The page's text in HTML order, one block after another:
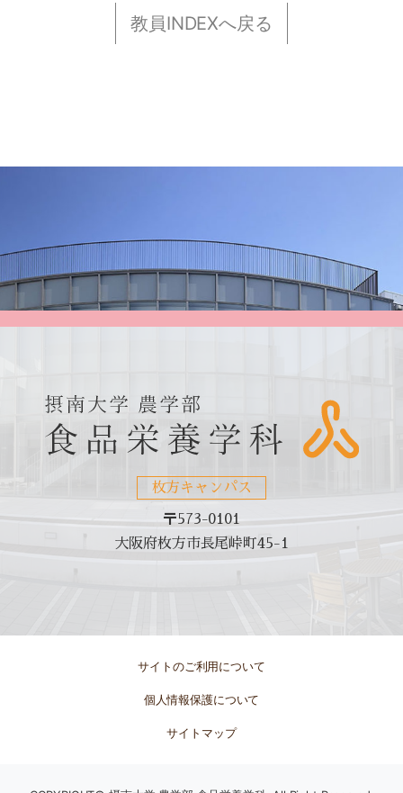
教員INDEXへ戻る
枚方キャンパス
〒573-0101
大阪府枚方市長尾峠町45-1
サイトのご利用について
個人情報保護について
サイトマップ